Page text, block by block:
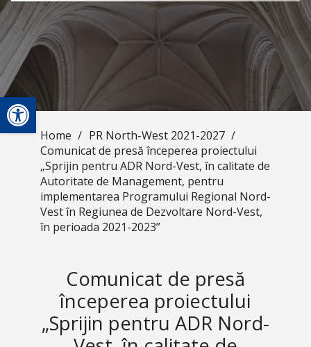
Open toolbar
Home / PR North-West 2021-2027 /
Comunicat de presă începerea proiectului
„Sprijin pentru ADR Nord-Vest, în calitate de
Autoritate de Management, pentru
implementarea Programului Regional Nord-
Vest în Regiunea de Dezvoltare Nord-Vest,
în perioada 2021-2023”
Comunicat de presă
începerea proiectului
„Sprijin pentru ADR Nord-